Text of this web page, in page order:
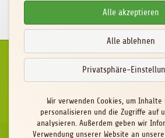
Alle akzeptieren
Alle ablehnen
Privatsphäre-
Wir verwenden Cookies, um Inhalte
personalisieren und die Zugriffe auf
analysieren. Außerdem geben wir
Verwendung unserer Website an